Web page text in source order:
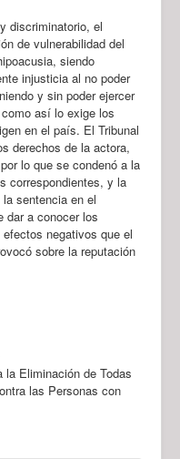
discriminatorio, el
de vulnerabilidad del
siendo
injusticia al no poder
y sin poder ejercer
así lo exige los
en el país. El Tribunal
derechos de la actora,
lo que se condenó a la
correspondientes, y la
sentencia en el
dar a conocer los
negativos que el
sobre la reputación
la Eliminación de Todas
las Personas con